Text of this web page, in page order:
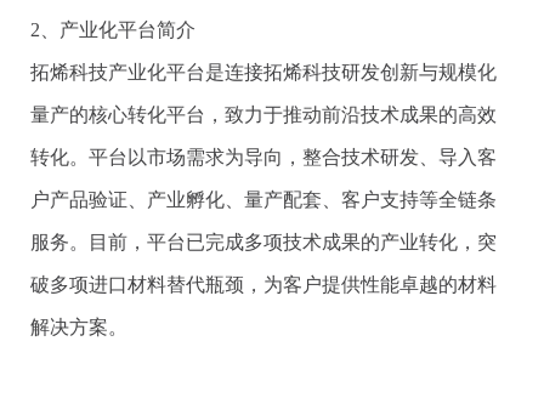
2、产业化平台简介
拓烯科技产业化平台是连接拓烯科技研发创新与规模化
量产的核心转化平台，致力于推动前沿技术成果的高效
转化。平台以市场需求为导向，整合技术研发、导入客
户产品验证、产业孵化、量产配套、客户支持等全链条
服务。目前，平台已完成多项技术成果的产业转化，突
破多项进口材料替代瓶颈，为客户提供性能卓越的材料
解决方案。